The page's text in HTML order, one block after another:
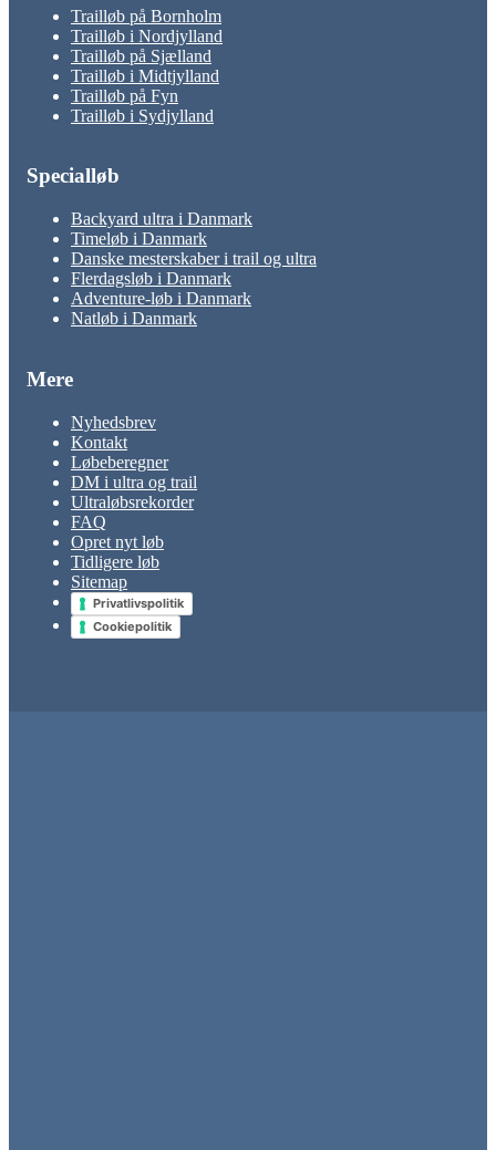
Trailløb på Bornholm
Trailløb i Nordjylland
Trailløb på Sjælland
Trailløb i Midtjylland
Trailløb på Fyn
Trailløb i Sydjylland
Specialløb
Backyard ultra i Danmark
Timeløb i Danmark
Danske mesterskaber i trail og ultra
Flerdagsløb i Danmark
Adventure-løb i Danmark
Natløb i Danmark
Mere
Nyhedsbrev
Kontakt
Løbeberegner
DM i ultra og trail
Ultraløbsrekorder
FAQ
Opret nyt løb
Tidligere løb
Sitemap
Privatlivspolitik
Cookiepolitik